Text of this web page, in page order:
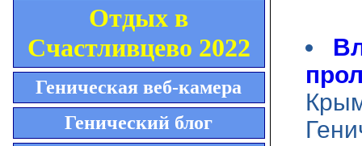
Отдых в
Счастливцево 2022
Геническая веб-камера
Генический блог